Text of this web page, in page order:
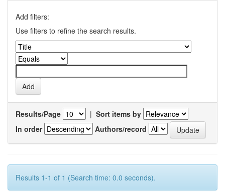
Add filters:
Use filters to refine the search results.
Results/Page | Sort items by
In order
Authors/record
Results 1-1 of 1 (Search time: 0.0 seconds).